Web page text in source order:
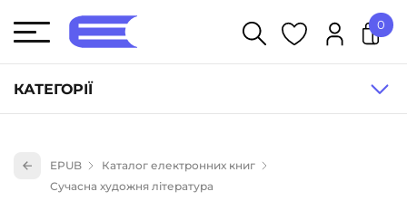
КАТЕГОРІЇ
Книги для дітей (836)
0
EPUB
Каталог електронних книг
Сучасна художня література